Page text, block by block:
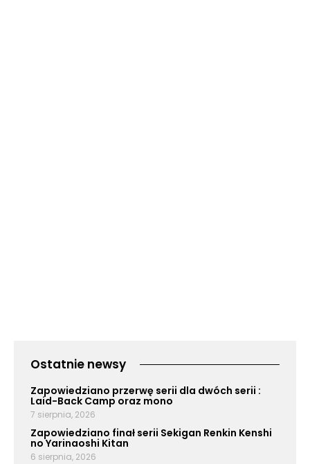
Ostatnie newsy
Zapowiedziano przerwę serii dla dwóch serii :
Laid-Back Camp oraz mono
7 sierpnia, 2026
Zapowiedziano finał serii Sekigan Renkin Kenshi
no Yarinaoshi Kitan
6 sierpnia, 2026